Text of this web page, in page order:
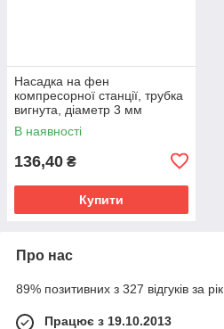
Насадка на фен
компресорної станції, трубка
вигнута, діаметр 3 мм
В наявності
136,40 ₴
Купити
Про нас
89% позитивних з 327 відгуків за рік
Працює з 19.10.2013